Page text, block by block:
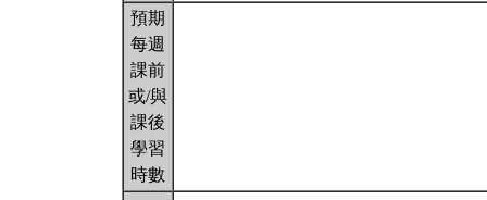
預期
每週
課前
或/與
課後
學習
時數